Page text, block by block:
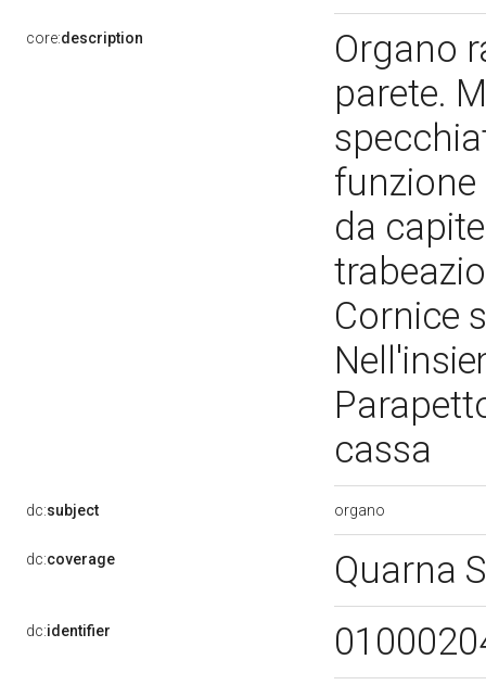
core:description
Organo
parete.
da
Cornice
cassa
dc:subject organo
dc:coverage Quarna
dc:identifier